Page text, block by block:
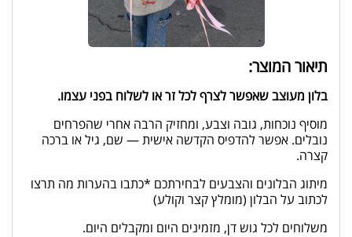
תיאור המוצר:
בלון מעוצב שאפשר לצרף לכל זר או לשלוח בפני עצמו.
מוסיף נוכחות, גובה וצבע, ומחזיק הרבה אחרי שהפרחים
נובלים. אפשר להדפיס הקדשה אישית — שם, גיל או ברכה
קצרה.
מיתוג הבלונים והצבעים לבחירתכם *כתבו בהערות מה תרצו
לכתוב על הבלון (מומלץ קצר וקולע)
משלוחים לכל גוש דן, מזמינים היום ומקבלים היום.